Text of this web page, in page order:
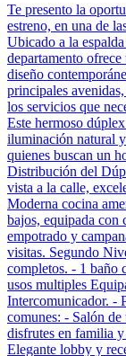
Te presento la
estreno, en una de
Ubicado a la
departamento
diseño
principales
los servicios que
Este hermoso
iluminación natural
quienes buscan un
Distribución del
vista a la calle,
Moderna cocina
bajos, equipada con
empotrado y
visitas. Segundo
completos. - 1 baño
usos multiples
Intercomunicador. -
comunes: - Salón
disfrutes en familia
Elegante lobby y